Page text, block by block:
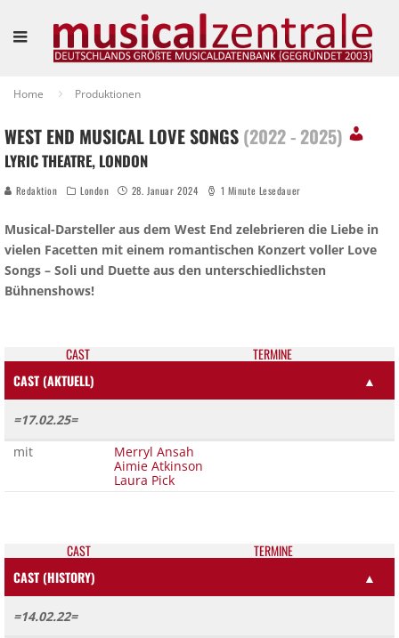
Home Produktionen
WEST END MUSICAL LOVE SONGS (2022 - 2025)
LYRIC THEATRE, LONDON
Redaktion London 28. Januar 2024 1 Minute Lesedauer
Musical-Darsteller aus dem West End zelebrieren die Liebe in
vielen Facetten mit einem romantischen Konzert voller Love
Songs – Soli und Duette aus den unterschiedlichsten
Bühnenshows!
CAST
TER­MI­NE
CAST (AKTUELL)
▲
=17.02.25=
mit
Merryl Ansah
Aimie Atkinson
Laura Pick
CAST
TER­MI­NE
CAST (HISTORY)
▲
=14.02.22=